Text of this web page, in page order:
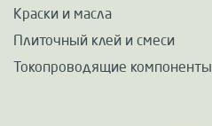
Краски и масла
Плиточный клей и смеси
Токопроводящие компоненты